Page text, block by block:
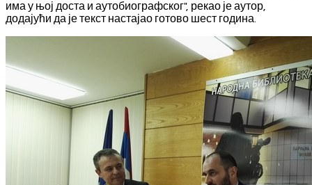
има у њој доста и аутобиографског", рекао је аутор,
додајући да је текст настајао готово шест година.